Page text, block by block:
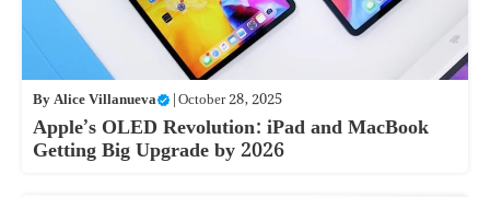
ByAlice Villanueva |October 28, 2025
Apple’s OLED Revolution: iPad and MacBook
Getting Big Upgrade by 2026